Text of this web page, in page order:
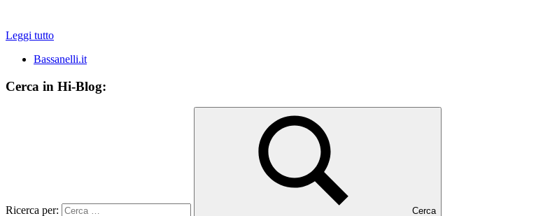
Leggi tutto
Bassanelli.it
Cerca in Hi-Blog:
Ricerca per: Cerca